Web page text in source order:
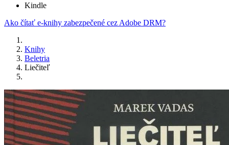
Kindle
Ako čítať e-knihy zabezpečené cez Adobe DRM?
Knihy
Beletria
Liečiteľ